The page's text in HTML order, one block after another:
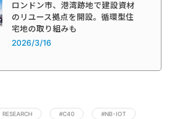
ロンドン市、港湾跡地で建設資材
のリユース拠点を開設。循環型住
宅地の取り組みも
2026/3/16
#C40 #NB-IOT